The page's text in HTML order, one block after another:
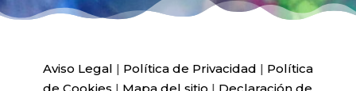
Aviso Legal | Política de Privacidad | Política